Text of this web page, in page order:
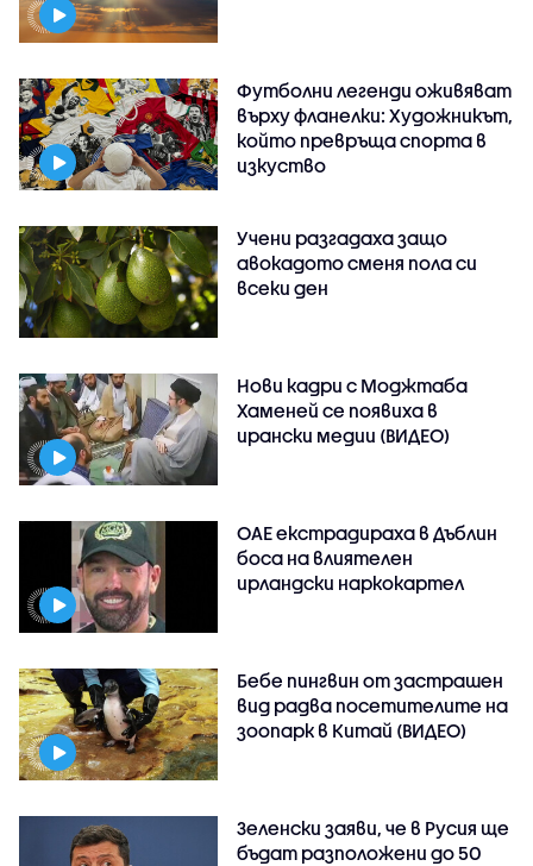
Футболни легенди оживяват
върху фланелки: Художникът,
който превръща спорта в
изкуство
Учени разгадаха защо
авокадото сменя пола си
всеки ден
Нови кадри с Моджтаба
Хаменей се появиха в
ирански медии (ВИДЕО)
ОАЕ екстрадираха в Дъблин
боса на влиятелен
ирландски наркокартел
Бебе пингвин от застрашен
вид радва посетителите на
зоопарк в Китай (ВИДЕО)
Зеленски заяви, че в Русия ще
бъдат разположени до 50